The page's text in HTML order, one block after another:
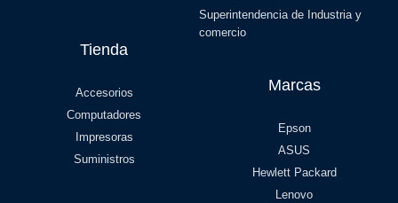
Superintendencia de Industria y
comercio
Tienda
Accesorios
Computadores
Impresoras
Suministros
Marcas
Epson
ASUS
Hewlett Packard
Lenovo